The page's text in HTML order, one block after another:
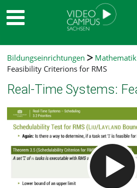
Bildungseinrichtungen Mathematik
Feasibility Criterions for RMS